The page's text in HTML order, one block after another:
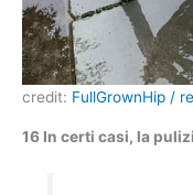
credit: FullGrownHip /
16 In certi casi, la